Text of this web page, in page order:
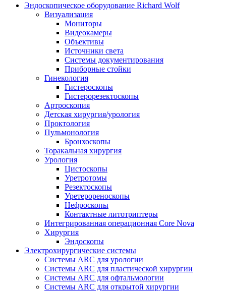
Эндоскопическое оборудование Richard Wolf
Визуализация
Мониторы
Видеокамеры
Объективы
Источники света
Системы документирования
Приборные стойки
Гинекология
Гистероскопы
Гистерорезектоскопы
Артроскопия
Детская хирургия/урология
Проктология
Пульмонология
Бронхоскопы
Торакальная хирургия
Урология
Цистоскопы
Уретротомы
Резектоскопы
Уретерореноскопы
Нефроскопы
Контактные литотриптеры
Интегрированная операционная Core Nova
Хирургия
Эндоскопы
Электрохирургические системы
Системы ARC для урологии
Системы ARC для пластической хирургии
Системы ARC для офтальмологии
Системы ARC для открытой хирургии